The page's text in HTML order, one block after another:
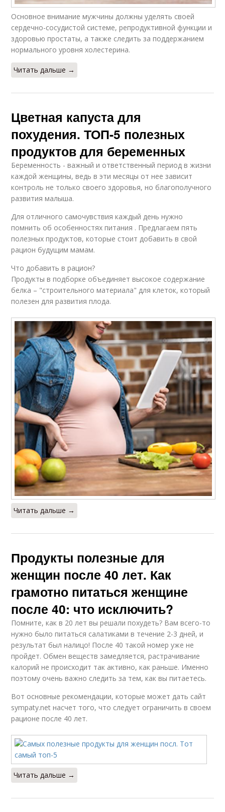
Основное внимание мужчины должны уделять своей
сердечно-сосудистой системе, репродуктивной функции и
здоровью простаты, а также следить за поддержанием
нормального уровня холестерина.
Читать дальше →
Цветная капуста для
похудения. ТОП-5 полезных
продуктов для беременных
Беременность - важный и ответственный период в жизни
каждой женщины, ведь в эти месяцы от нее зависит
контроль не только своего здоровья, но благополучного
развития малыша.
Для отличного самочувствия каждый день нужно
помнить об особенностях питания . Предлагаем пять
полезных продуктов, которые стоит добавить в свой
рацион будущим мамам.
Что добавить в рацион?
Продукты в подборке объединяет высокое содержание
белка – "строительного материала" для клеток, который
полезен для развития плода.
Читать дальше →
Продукты полезные для
женщин после 40 лет. Как
грамотно питаться женщине
после 40: что исключить?
Помните, как в 20 лет вы решали похудеть? Вам всего-то
нужно было питаться салатиками в течение 2-3 дней, и
результат был налицо! После 40 такой номер уже не
пройдет. Обмен веществ замедляется, растрачивание
калорий не происходит так активно, как раньше. Именно
поэтому очень важно следить за тем, как вы питаетесь.
Вот основные рекомендации, которые может дать сайт
sympaty.net насчет того, что следует ограничить в своем
рационе после 40 лет.
Читать дальше →